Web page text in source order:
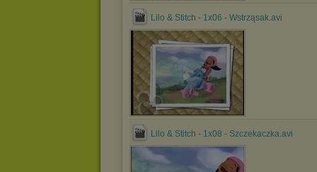
Lilo & Stitch - 1x06 - Wstrząsak.avi
Lilo & Stitch - 1x08 - Szczekaczka.avi